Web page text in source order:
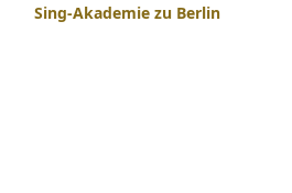
Sing-Akademie zu Berlin